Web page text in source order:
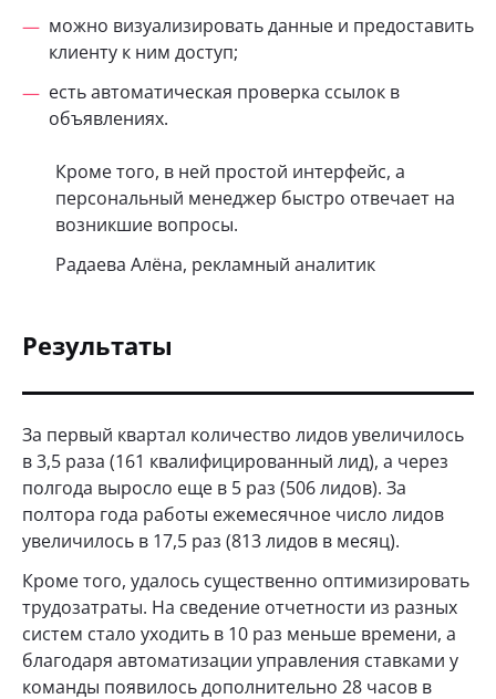
можно визуализировать данные и предоставить
клиенту к ним доступ;
есть автоматическая проверка ссылок в
объявлениях.
Кроме того, в ней простой интерфейс, а
персональный менеджер быстро отвечает на
возникшие вопросы.
Радаева Алёна, рекламный аналитик
Результаты
За первый квартал количество лидов увеличилось
в 3,5 раза (161 квалифицированный лид), а через
полгода выросло еще в 5 раз (506 лидов). За
полтора года работы ежемесячное число лидов
увеличилось в 17,5 раз (813 лидов в месяц).
Кроме того, удалось существенно оптимизировать
трудозатраты. На сведение отчетности из разных
систем стало уходить в 10 раз меньше времени, а
благодаря автоматизации управления ставками у
команды появилось дополнительно 28 часов в